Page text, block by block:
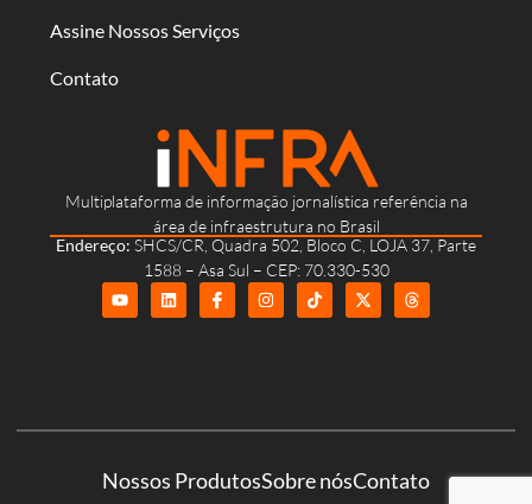
Multiplataforma de informação jornalística referência na
área de infraestrutura no Brasil
Endereço: SHCS/CR, Quadra 502, Bloco C, LOJA 37, Parte
1588 – Asa Sul – CEP: 70.330-530
Assine Nossos Serviços
Contato
Nossos ProdutosSobre nósContato